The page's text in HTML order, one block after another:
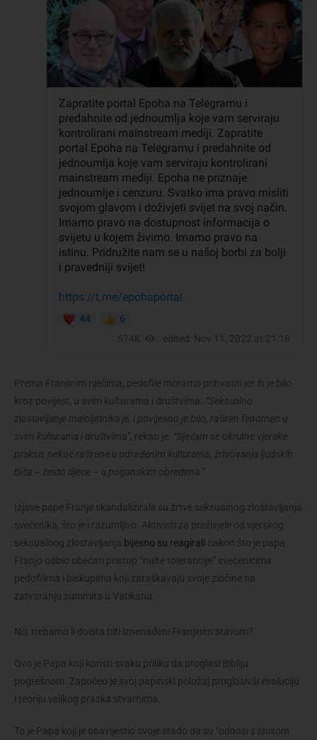
Prema Franjinim riječima, pedofile moramo prihvatiti jer ih je bilo
kroz povijest, u svim kulturama i društvima.
“Seksualno
zlostavljanje maloljetnika je, i povijesno je bilo, raširen fenomen u
svim kulturama i društvima”, rekao je. “Sjećam se okrutne vjerske
prakse, nekoć raširene u određenim kulturama, žrtvovanja ljudskih
bića – često djece – u poganskim obredima.”
Izjave pape Franje skandalizirale su žrtve seksualnog zlostavljanja
svećenika, što je i razumljivo. Aktivisti za preživjele od vjerskog
seksualnog zlostavljanja bijesno su reagirali nakon što je papa
Franjo odbio obećati pristup “nulte tolerancije” svećenicima
pedofilima i biskupima koji zataškavaju svoje zločine na
zatvaranju summita u Vatikanu.
No, trebamo li doista biti iznenađeni Franjinim stavom?
Ovo je Papa koji koristi svaku priliku da proglasi Bibliju
pogrešnom. Započeo je svoj papinski položaj proglasivši evoluciju
i teoriju velikog praska stvarnima.
To je Papa koji je obavijestio svoje stado da su “odnosi s Isusom